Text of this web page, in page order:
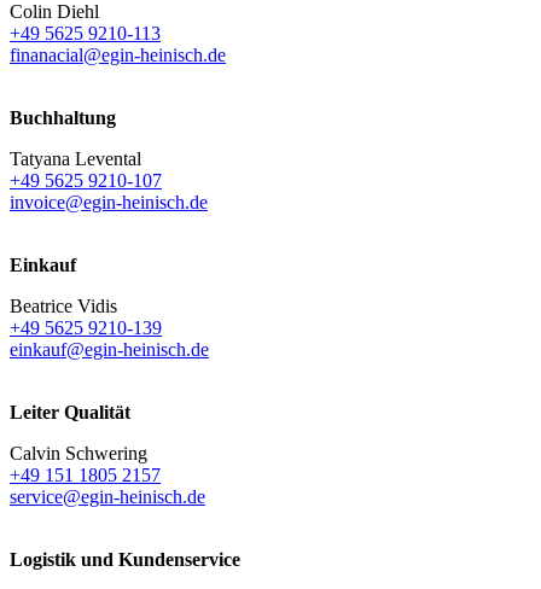
Colin Diehl
+49 5625 9210-113
finanacial@egin-heinisch.de
Buchhaltung
Tatyana Levental
+49 5625 9210-107
invoice@egin-heinisch.de
Einkauf
Beatrice Vidis
+49 5625 9210-139
einkauf@egin-heinisch.de
Leiter Qualität
Calvin Schwering
+49 151 1805 2157
service@egin-heinisch.de
Logistik und Kundenservice